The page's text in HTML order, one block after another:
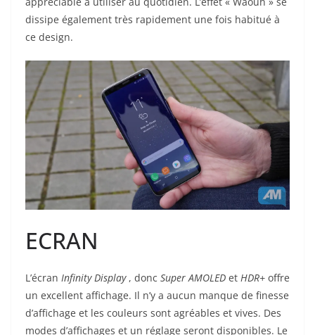
dissipe également très rapidement une fois habitué à
ce design.
ECRAN
L’écran Infinity Display , donc Super AMOLED et HDR+ offre
un excellent affichage. Il n’y a aucun manque de finesse
d’affichage et les couleurs sont agréables et vives. Des
modes d’affichages et un réglage seront disponibles. Le